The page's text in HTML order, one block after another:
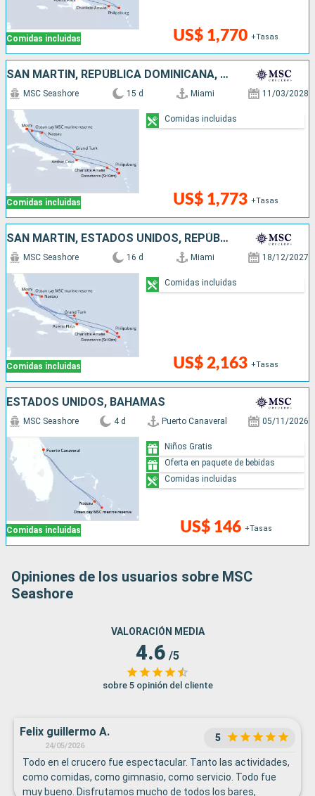
Comidas incluidas US$ 1,770 +Tasas
SAN MARTÍN, REPÚBLICA DOMINICANA, ESTADOS UNIDOS, BAHAMAS
Comidas incluidas
MSC Seashore 15 d Miami 11/03/2028
US$ 1,773 +Tasas
Comidas incluidas
SAN MARTÍN, ESTADOS UNIDOS, REPÚBLICA DOMINICANA, BAHAMAS
Comidas incluidas
MSC Seashore 16 d Miami 18/12/2027
US$ 2,163 +Tasas
Comidas incluidas
ESTADOS UNIDOS, BAHAMAS
Comidas incluidas
MSC Seashore 4 d Puerto Canaveral 05/11/2026
US$ 146 +Tasas
Niños Gratis
Oferta en paquete de bebidas
Comidas incluidas
Opiniones de los usuarios sobre MSC
Seashore
VALORACIÓN MEDIA
4.6 /5
sobre 5 opinión del cliente
Felix guillermo A.
24/05/2026
5
Todo en el crucero fue espectacular. Tanto las actividades,
como comidas, como gimnasio, como servicio. Todo fue
muy bueno. Disfrutamos mucho de todos los bares,